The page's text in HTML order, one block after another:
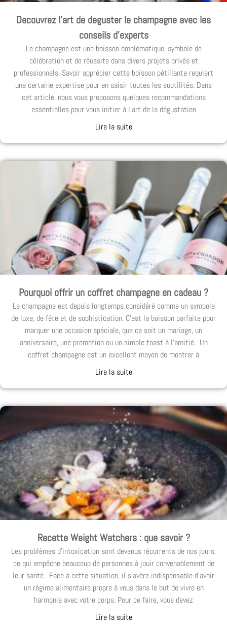
Decouvrez l’art de deguster le champagne avec les
conseils d’experts
Le champagne est une boisson emblématique, symbole de
célébration et de réussite dans divers projets privés et
professionnels. Savoir apprécier cette boisson pétillante requiert
une certaine expertise pour en saisir toutes les subtilités. Dans
cet article, nous vous proposons quelques recommandations
essentielles pour vous initier à l’art de la dégustation
Lire la suite
Pourquoi offrir un coffret champagne en cadeau ?
Le champagne est depuis longtemps considéré comme un symbole
de luxe, de fête et de sophistication. C’est la boisson parfaite pour
marquer une occasion spéciale, que ce soit un mariage, un
anniversaire, une promotion ou un simple toast à l’amitié. Un
coffret champagne est un excellent moyen de montrer à
Lire la suite
Recette Weight Watchers : que savoir ?
Les problèmes d’intoxication sont devenus récurrents de nos jours,
ce qui empêche beaucoup de personnes à jouir convenablement de
leur santé. Face à cette situation, il s’avère indispensable d’avoir
un régime alimentaire propre à vous dans le but de vivre en
harmonie avec votre corps. Pour ce faire, vous devez
Lire la suite